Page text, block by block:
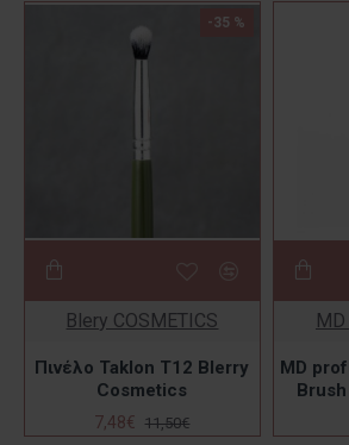
-35 %
Blery COSMETICS
Πινέλο Taklon T12 Blerry
Cosmetics
7,48€ 11,50€
MD